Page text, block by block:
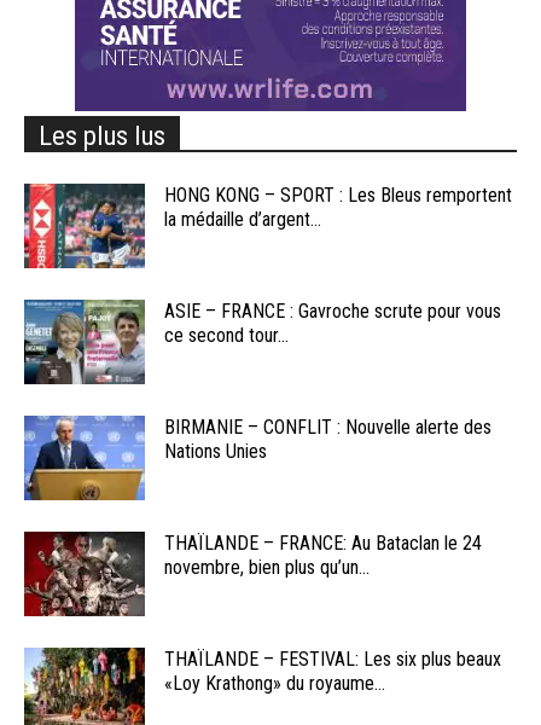
Les plus lus
HONG KONG – SPORT : Les Bleus remportent
la médaille d’argent...
ASIE – FRANCE : Gavroche scrute pour vous
ce second tour...
BIRMANIE – CONFLIT : Nouvelle alerte des
Nations Unies
THAÏLANDE – FRANCE: Au Bataclan le 24
novembre, bien plus qu’un...
THAÏLANDE – FESTIVAL: Les six plus beaux
«Loy Krathong» du royaume...